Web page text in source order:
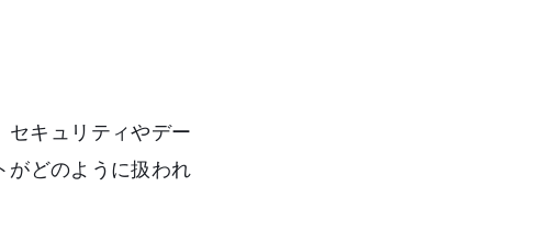
キュリティやデー
がどのように扱われ